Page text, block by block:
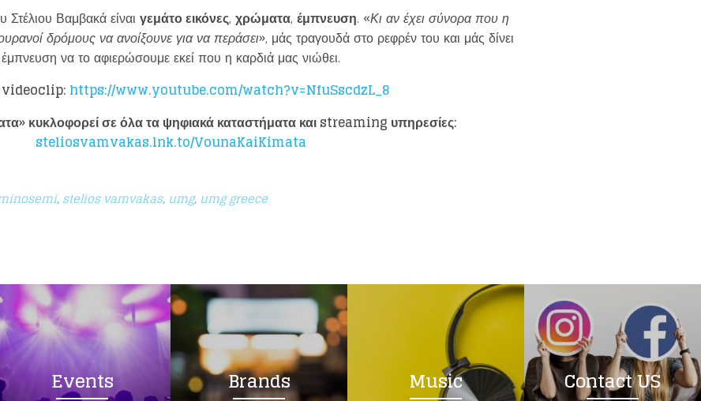
Στέλιου Βαμβακά είναι γεμάτο εικόνες, χρώματα, έμπνευση. «Κι αν έχει σύνορα που η
δρόμους να ανοίξουνε για να περάσει», μάς τραγουδά στο ρεφρέν του και μάς δίνει
έμπνευση να το αφιερώσουμε εκεί που η καρδιά μας νιώθει.
videoclip: https://www.youtube.com/watch?v=NfuSscdzL_8
κυκλοφορεί σε όλα τα ψηφιακά καταστήματα καιstreaming υπηρεσίες:
steliosvamvakas.lnk.to/VounaKaiKimata
,stelios vamvakas, umg, umg greece
Events Brands Music Contact US